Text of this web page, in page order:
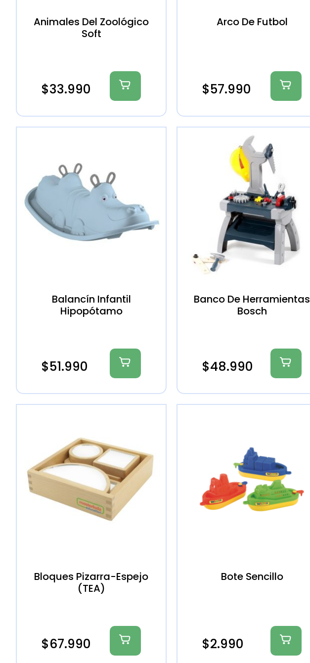
Animales Del Zoológico
Soft
$33.990
Arco De Futbol
$57.990
Balancín Infantil
Hipopótamo
$51.990
Banco De Herramientas
Bosch
$48.990
Bloques Pizarra-Espejo
(TEA)
$67.990
Bote Sencillo
$2.990